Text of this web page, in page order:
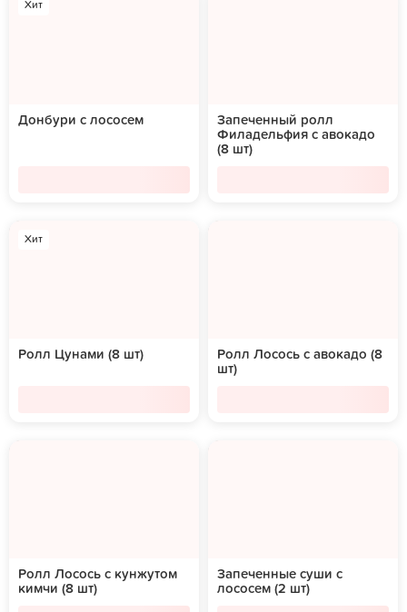
Хит
Донбури с лососем
Запеченный ролл
Филадельфия с авокадо
(8 шт)
Хит
Ролл Цунами (8 шт)
Ролл Лосось с авокадо (8
шт)
Ролл Лосось с кунжутом
кимчи (8 шт)
Запеченные суши с
лососем (2 шт)